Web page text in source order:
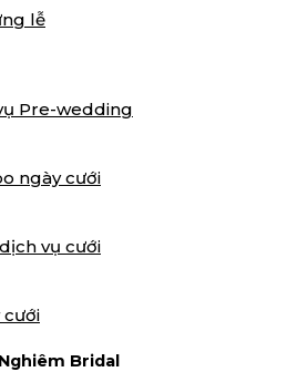
lễ
Pre-wedding
ngày cưới
vụ cưới
cưới
Bridal